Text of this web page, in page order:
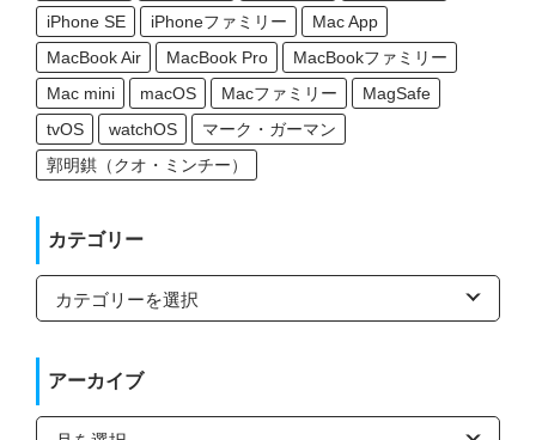
iPhone SE
iPhoneファミリー
Mac App
MacBook Air
MacBook Pro
MacBookファミリー
Mac mini
macOS Macファミリー
MagSafe
tvOS
watchOS
マーク・ガーマン
郭明錤（クオ・ミンチー）
カテゴリー
カ
ゴ
ー
アーカイブ
ア